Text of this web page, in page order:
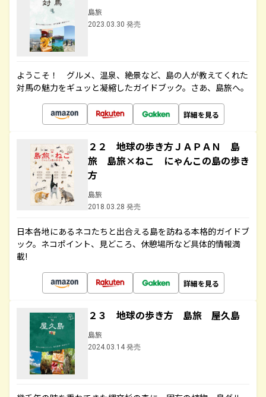
島旅
2023.03.30 発売
ようこそ！ グルメ、温泉、絶景など、島の人が教えてくれた
対馬の魅力をギュッと凝縮したガイドブック。さあ、島旅へ。
詳細を見る
２２ 地球の歩き方ＪＡＰＡＮ 島
旅 島旅×ねこ にゃんこの島の歩き
方
島旅
2018.03.28 発売
日本各地にあるネコたちと出合える島を訪ねる本格的ガイドブ
ック。ネコポイント、見どころ、休憩場所など具体的情報満
載!
詳細を見る
２３ 地球の歩き方 島旅 屋久島
島旅
2024.03.14 発売